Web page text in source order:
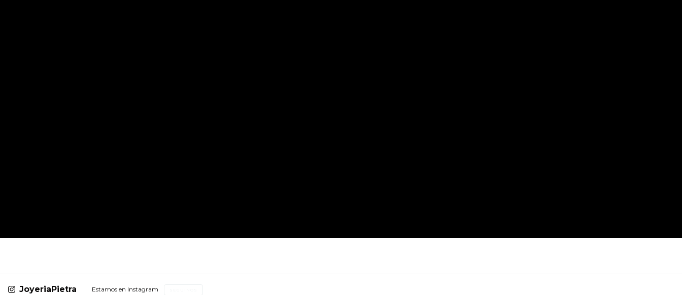
JoyeriaPietra Estamos en Instagram